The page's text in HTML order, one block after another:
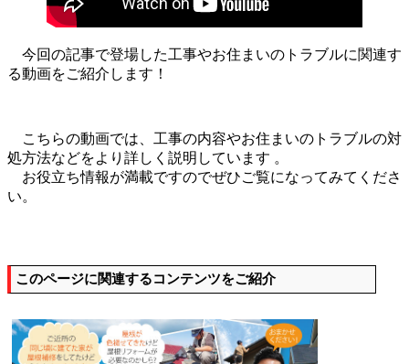
今回の記事で登場した工事やお住まいのトラブルに関連す
る動画をご紹介します！
こちらの動画では、工事の内容やお住まいのトラブルの対
処方法などをより詳しく説明しています 。
お役立ち情報が満載ですのでぜひご覧になってみてくださ
い。
このページに関連するコンテンツをご紹介